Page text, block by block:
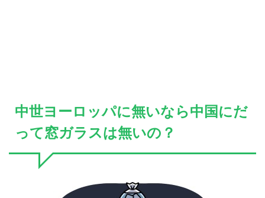
中世ヨーロッパに無いなら中国にだ
って窓ガラスは無いの？